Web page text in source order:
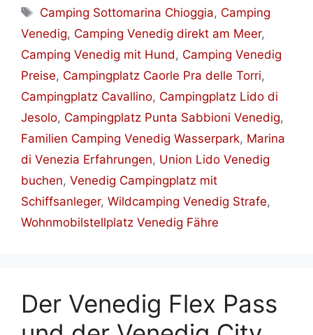
Schlagwörter
Camping Sottomarina Chioggia, Camping
Venedig, Camping Venedig direkt am Meer,
Camping Venedig mit Hund, Camping Venedig
Preise, Campingplatz Caorle Pra delle Torri,
Campingplatz Cavallino, Campingplatz Lido di
Jesolo, Campingplatz Punta Sabbioni Venedig,
Familien Camping Venedig Wasserpark, Marina
di Venezia Erfahrungen, Union Lido Venedig
buchen, Venedig Campingplatz mit
Schiffsanleger, Wildcamping Venedig Strafe,
Wohnmobilstellplatz Venedig Fähre
Der Venedig Flex Pass